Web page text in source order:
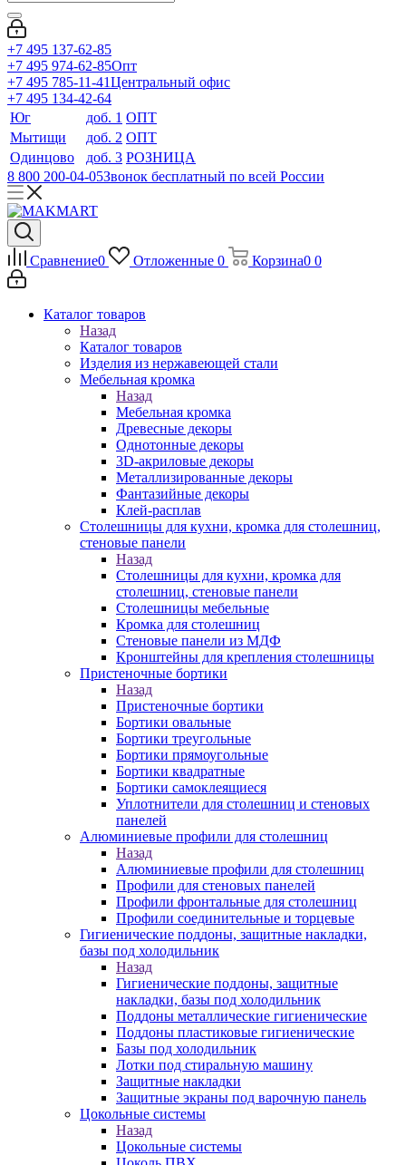
+7 495 137-62-85
+7 495 974-62-85Опт
+7 495 785-11-41Центральный офис
+7 495 134-42-64
Юг
доб. 1 ОПТ
Мытищи
доб. 2 ОПТ
Одинцово
доб. 3 РОЗНИЦА
8 800 200-04-05Звонок бесплатный по всей России
Сравнение0 Отложенные 0 Корзина0 0
Каталог товаров
Назад
Каталог товаров
Изделия из нержавеющей стали
Мебельная кромка
Назад
Мебельная кромка
Древесные декоры
Однотонные декоры
3D-акриловые декоры
Металлизированные декоры
Фантазийные декоры
Клей-расплав
Столешницы для кухни, кромка для столешниц,
стеновые панели
Назад
Столешницы для кухни, кромка для
столешниц, стеновые панели
Столешницы мебельные
Кромка для столешниц
Стеновые панели из МДФ
Кронштейны для крепления столешницы
Пристеночные бортики
Назад
Пристеночные бортики
Бортики овальные
Бортики треугольные
Бортики прямоугольные
Бортики квадратные
Бортики самоклеящиеся
Уплотнители для столешниц и стеновых
панелей
Алюминиевые профили для столешниц
Назад
Алюминиевые профили для столешниц
Профили для стеновых панелей
Профили фронтальные для столешниц
Профили соединительные и торцевые
Гигиенические поддоны, защитные накладки,
базы под холодильник
Назад
Гигиенические поддоны, защитные
накладки, базы под холодильник
Поддоны металлические гигиенические
Поддоны пластиковые гигиенические
Базы под холодильник
Лотки под стиральную машину
Защитные накладки
Защитные экраны под варочную панель
Цокольные системы
Назад
Цокольные системы